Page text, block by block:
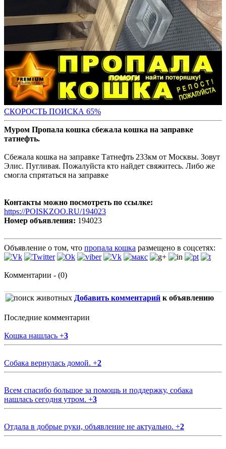
СКОРОСТЬ ПОИСКА 65%
Муром Пропала кошка сбежала кошка на заправке
татнефть.
Сбежала кошка на заправке Татнефть 233км от Москвы. Зовут
Элис. Пугливая. Пожалуйста кто найдет свяжитесь. Либо же
смогла спрятаться на заправке
Контакты можно посмотреть по ссылке:
https://POISKZOO.RU/194023
Номер объявления: 194023
Объявление о том, что пропала кошка размещено в соцсетях:
Комментарии - (0)
Добавить комментарий к объявлению
Последние комментарии
Кошка нашлась +3
Собака вернулась домой. +2
Всем спасибо большое за помощь и поддержку, собака
нашлась сегодня утром. +3
Отдала в добрые руки, объявление не актуально. +2